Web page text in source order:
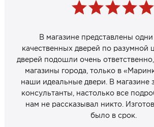
В магазине представлены
качественных дверей по разумной
дверей подошли очень
магазины города, только в
наши идеальные двери. В магазине
консультанты, настолько все
нам не рассказывал никто.
было в срок.